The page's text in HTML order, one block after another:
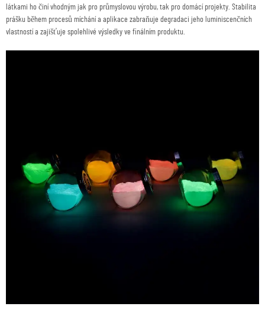
látkami ho činí vhodným jak pro průmyslovou výrobu, tak pro domácí projekty. Stabilita
prášku během procesů míchání a aplikace zabraňuje degradaci jeho luminiscenčních
vlastností a zajišťuje spolehlivé výsledky ve finálním produktu.